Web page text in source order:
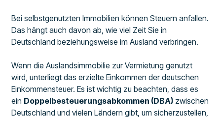
Bei selbstgenutzten Immobilien können Steuern anfallen.
Das hängt auch davon ab, wie viel Zeit Sie in
Deutschland beziehungsweise im Ausland verbringen.
Wenn die Auslandsimmobilie zur Vermietung genutzt
wird, unterliegt das erzielte Einkommen der deutschen
Einkommensteuer. Es ist wichtig zu beachten, dass es
ein Doppelbesteuerungsabkommen (DBA) zwischen
Deutschland und vielen Ländern gibt, um sicherzustellen,